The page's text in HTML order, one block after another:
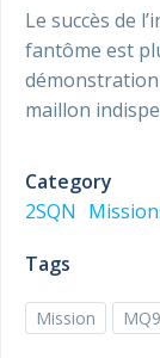
Le succès de
fantôme est
démonstration
maillon
Category
2SQN
Tags
Mission